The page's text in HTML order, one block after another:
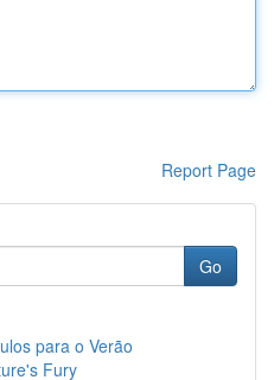
Report Page
Go
para o Verão
Fury